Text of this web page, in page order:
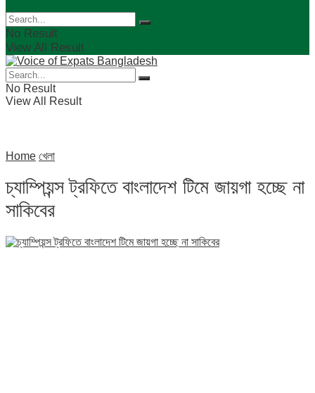
No Result
View All Result
No Result
View All Result
Home খেলা
চ্যাম্পিয়ন্স ট্রফিতে বাংলাদেশ টিমে জায়গা হচ্ছে না
সাকিবের